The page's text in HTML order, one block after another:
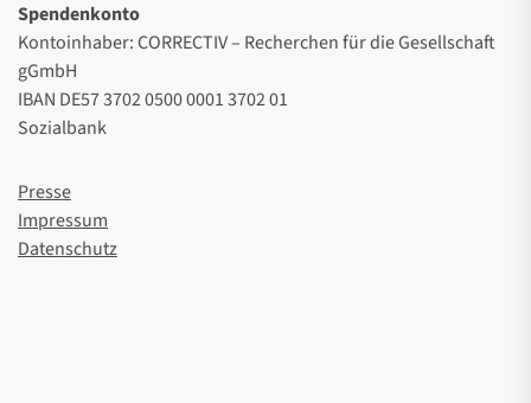
Spendenkonto
Kontoinhaber: CORRECTIV – Recherchen für die Gesellschaft
gGmbH
IBAN DE57 3702 0500 0001 3702 01
Sozialbank
Presse
Impressum
Datenschutz